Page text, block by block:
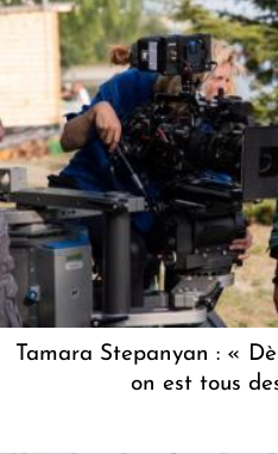
Tamara Stepanyan : «
on est tous